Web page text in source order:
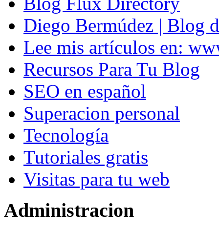
Diego Bermúdez | Blog
Lee mis artículos en:
Recursos Para Tu Blog
SEO en español
Superacion personal
Tecnología
Tutoriales gratis
Visitas para tu web
Administracion